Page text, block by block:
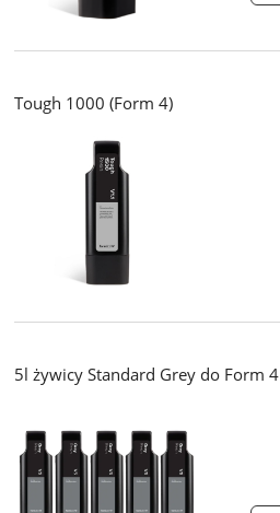
Tough 1000 (Form 4)
5l żywicy Standard Grey do Form 4